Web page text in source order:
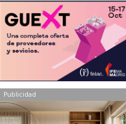
Publicidad